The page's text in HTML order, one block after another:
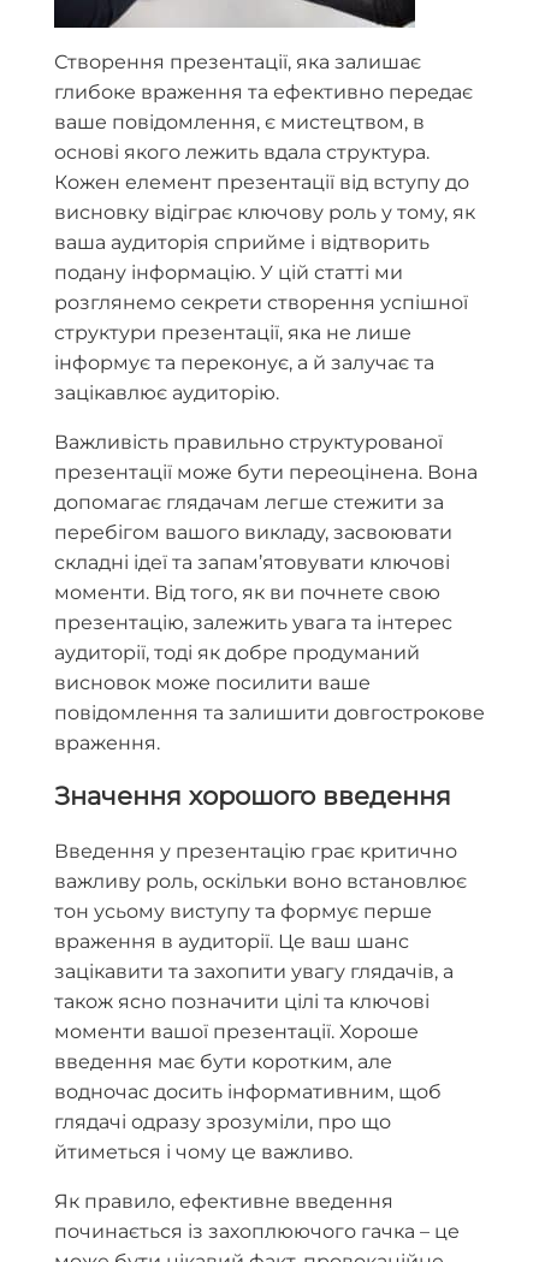
Створення презентації, яка залишає
глибоке враження та ефективно передає
ваше повідомлення, є мистецтвом, в
основі якого лежить вдала структура.
Кожен елемент презентації від вступу до
висновку відіграє ключову роль у тому, як
ваша аудиторія сприйме і відтворить
подану інформацію. У цій статті ми
розглянемо секрети створення успішної
структури презентації, яка не лише
інформує та переконує, а й залучає та
зацікавлює аудиторію.
Важливість правильно структурованої
презентації може бути переоцінена. Вона
допомагає глядачам легше стежити за
перебігом вашого викладу, засвоювати
складні ідеї та запам’ятовувати ключові
моменти. Від того, як ви почнете свою
презентацію, залежить увага та інтерес
аудиторії, тоді як добре продуманий
висновок може посилити ваше
повідомлення та залишити довгострокове
враження.
Значення хорошого введення
Введення у презентацію грає критично
важливу роль, оскільки воно встановлює
тон усьому виступу та формує перше
враження в аудиторії. Це ваш шанс
зацікавити та захопити увагу глядачів, а
також ясно позначити цілі та ключові
моменти вашої презентації. Хороше
введення має бути коротким, але
водночас досить інформативним, щоб
глядачі одразу зрозуміли, про що
йтиметься і чому це важливо.
Як правило, ефективне введення
починається із захоплюючого гачка – це